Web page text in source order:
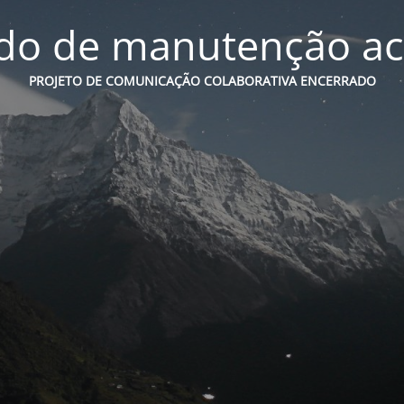
de manutenção
PROJETO DE COMUNICAÇÃO COLABORATIVA ENCERRADO